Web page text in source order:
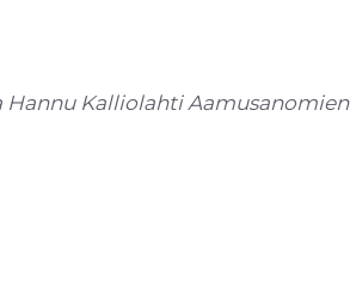
Hannu Kalliolahti Aamusanomien